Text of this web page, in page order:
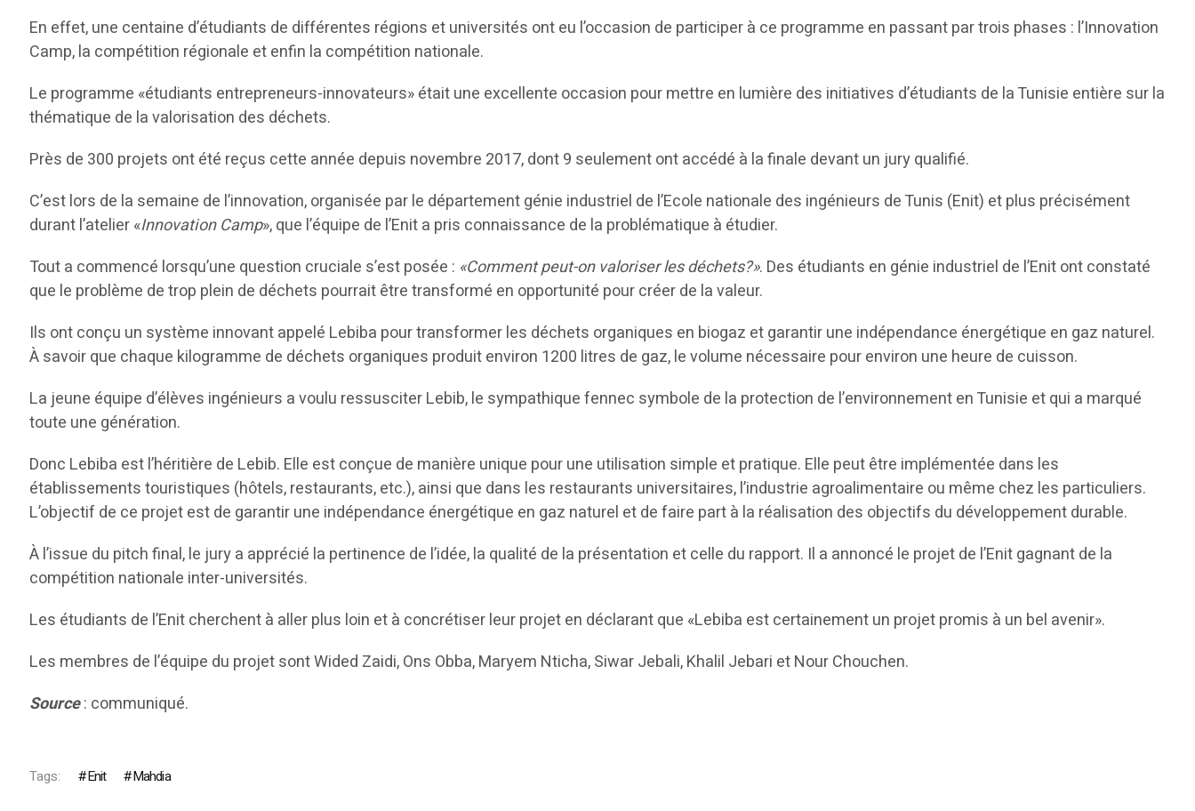
En effet, une centaine d’étudiants de différentes régions et universités ont eu l’occasion de participer à ce programme en passant par trois phases : l’Innovation
Camp, la compétition régionale et enfin la compétition nationale.
Le programme «étudiants entrepreneurs-innovateurs» était une excellente occasion pour mettre en lumière des initiatives d’étudiants de la Tunisie entière sur la
thématique de la valorisation des déchets.
Près de 300 projets ont été reçus cette année depuis novembre 2017, dont 9 seulement ont accédé à la finale devant un jury qualifié.
C’est lors de la semaine de l’innovation, organisée par le département génie industriel de l’Ecole nationale des ingénieurs de Tunis (Enit) et plus précisément
durant l’atelier «Innovation Camp», que l’équipe de l’Enit a pris connaissance de la problématique à étudier.
Tout a commencé lorsqu’une question cruciale s’est posée : «Comment peut-on valoriser les déchets?». Des étudiants en génie industriel de l’Enit ont constaté
que le problème de trop plein de déchets pourrait être transformé en opportunité pour créer de la valeur.
Ils ont conçu un système innovant appelé Lebiba pour transformer les déchets organiques en biogaz et garantir une indépendance énergétique en gaz naturel.
À savoir que chaque kilogramme de déchets organiques produit environ 1200 litres de gaz, le volume nécessaire pour environ une heure de cuisson.
La jeune équipe d’élèves ingénieurs a voulu ressusciter Lebib, le sympathique fennec symbole de la protection de l’environnement en Tunisie et qui a marqué
toute une génération.
Donc Lebiba est l’héritière de Lebib. Elle est conçue de manière unique pour une utilisation simple et pratique. Elle peut être implémentée dans les
établissements touristiques (hôtels, restaurants, etc.), ainsi que dans les restaurants universitaires, l’industrie agroalimentaire ou même chez les particuliers.
L’objectif de ce projet est de garantir une indépendance énergétique en gaz naturel et de faire part à la réalisation des objectifs du développement durable.
À l’issue du pitch final, le jury a apprécié la pertinence de l’idée, la qualité de la présentation et celle du rapport. Il a annoncé le projet de l’Enit gagnant de la
compétition nationale inter-universités.
Les étudiants de l’Enit cherchent à aller plus loin et à concrétiser leur projet en déclarant que «Lebiba est certainement un projet promis à un bel avenir».
Les membres de l’équipe du projet sont Wided Zaidi, Ons Obba, Maryem Nticha, Siwar Jebali, Khalil Jebari et Nour Chouchen.
Source: communiqué.
Tags: Enit Mahdia